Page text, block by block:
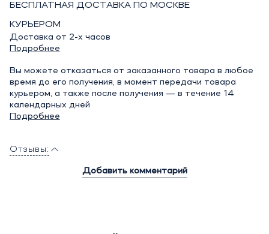
БЕСПЛАТНАЯ ДОСТАВКА ПО МОСКВЕ
КУРЬЕРОМ
Доставка от 2-х часов
Подробнее
Вы можете отказаться от заказанного товара в любое
время до его получения, в момент передачи товара
курьером, а также после получения — в течение 14
календарных дней
Подробнее
Отзывы:
Добавить комментарий